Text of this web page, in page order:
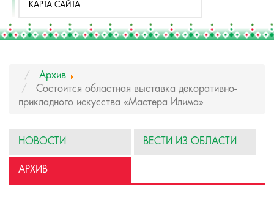
КАРТА САЙТА
Архив
Состоится областная выставка декоративно-
прикладного искусства «Мастера Илима»
НОВОСТИ ВЕСТИ ИЗ ОБЛАСТИ
АРХИВ